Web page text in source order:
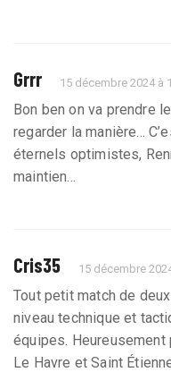
Grrr 15 décembre 2024 à
Bon ben on va prendre
regarder la manière...
éternels optimistes,
maintien...
Cris35 15 décembre
Tout petit match de
niveau technique et
équipes.
Le Havre et Saint